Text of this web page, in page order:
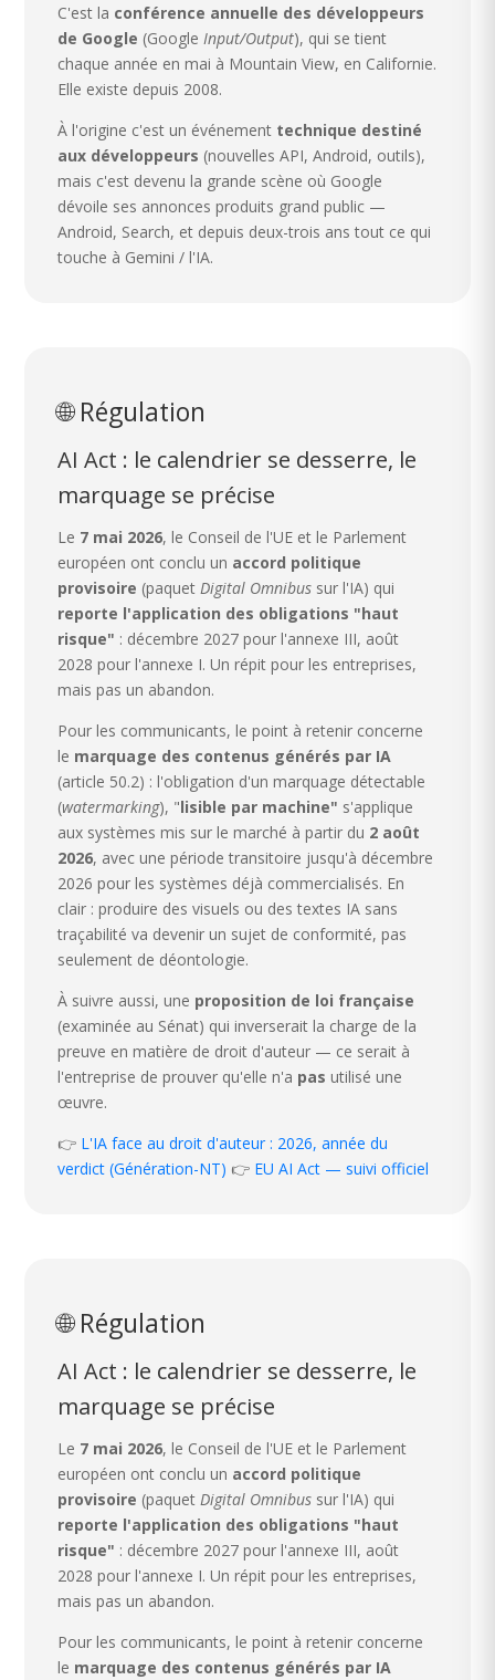
C'est la conférence annuelle des développeurs
de Google (GoogleInput/Output), qui se tient
chaque année en mai à Mountain View, en Californie.
Elle existe depuis 2008.
À l'origine c'est un événement technique destiné
aux développeurs (nouvelles API, Android, outils),
mais c'est devenu la grande scène où Google
dévoile ses annonces produits grand public —
Android, Search, et depuis deux-trois ans tout ce qui
touche à Gemini / l'IA.
🌐 Régulation
AI Act : le calendrier se desserre, le
marquage se précise
Le 7 mai 2026, le Conseil de l'UE et le Parlement
européen ont conclu un accord politique
provisoire (paquetDigital Omnibus sur l'IA) qui
reporte l'application des obligations "haut
risque" : décembre 2027 pour l'annexe III, août
2028 pour l'annexe I. Un répit pour les entreprises,
mais pas un abandon.
Pour les communicants, le point à retenir concerne
le marquage des contenus générés par IA
(article 50.2) : l'obligation d'un marquage détectable
(watermarking), "lisible par machine" s'applique
aux systèmes mis sur le marché à partir du 2 août
2026, avec une période transitoire jusqu'à décembre
2026 pour les systèmes déjà commercialisés. En
clair : produire des visuels ou des textes IA sans
traçabilité va devenir un sujet de conformité, pas
seulement de déontologie.
À suivre aussi, une proposition de loi française
(examinée au Sénat) qui inverserait la charge de la
preuve en matière de droit d'auteur — ce serait à
l'entreprise de prouver qu'elle n'a pas utilisé une
œuvre.
👉 L'IA face au droit d'auteur : 2026, année du
verdict (Génération-NT) 👉 EU AI Act — suivi officiel
🌐 Régulation
AI Act : le calendrier se desserre, le
marquage se précise
Le 7 mai 2026, le Conseil de l'UE et le Parlement
européen ont conclu un accord politique
provisoire (paquetDigital Omnibus sur l'IA) qui
reporte l'application des obligations "haut
risque" : décembre 2027 pour l'annexe III, août
2028 pour l'annexe I. Un répit pour les entreprises,
mais pas un abandon.
Pour les communicants, le point à retenir concerne
le marquage des contenus générés par IA